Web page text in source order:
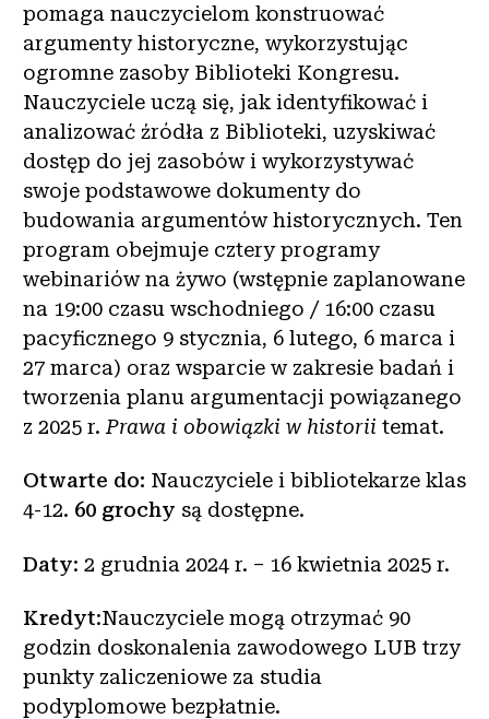
pomaga nauczycielom konstruować
argumenty historyczne, wykorzystując
ogromne zasoby Biblioteki Kongresu.
Nauczyciele uczą się, jak identyfikować i
analizować źródła z Biblioteki, uzyskiwać
dostęp do jej zasobów i wykorzystywać
swoje podstawowe dokumenty do
budowania argumentów historycznych. Ten
program obejmuje cztery programy
webinariów na żywo (wstępnie zaplanowane
na 19:00 czasu wschodniego / 16:00 czasu
pacyficznego 9 stycznia, 6 lutego, 6 marca i
27 marca) oraz wsparcie w zakresie badań i
tworzenia planu argumentacji powiązanego
z 2025 r. Prawa i obowiązki w historii temat.
Otwarte do: Nauczyciele i bibliotekarze klas
4-12. 60 grochy są dostępne.
Daty: 2 grudnia 2024 r. – 16 kwietnia 2025 r.
Kredyt:Nauczyciele mogą otrzymać 90
godzin doskonalenia zawodowego LUB trzy
punkty zaliczeniowe za studia
podyplomowe bezpłatnie.